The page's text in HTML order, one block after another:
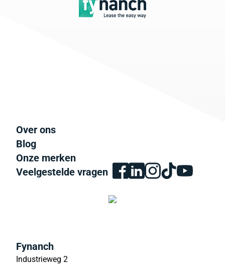
Over ons
Blog
Onze merken
Veelgestelde vragen
Fynanch
Industrieweg 2